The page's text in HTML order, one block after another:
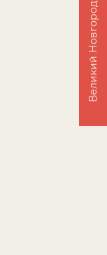
Великий Новгород